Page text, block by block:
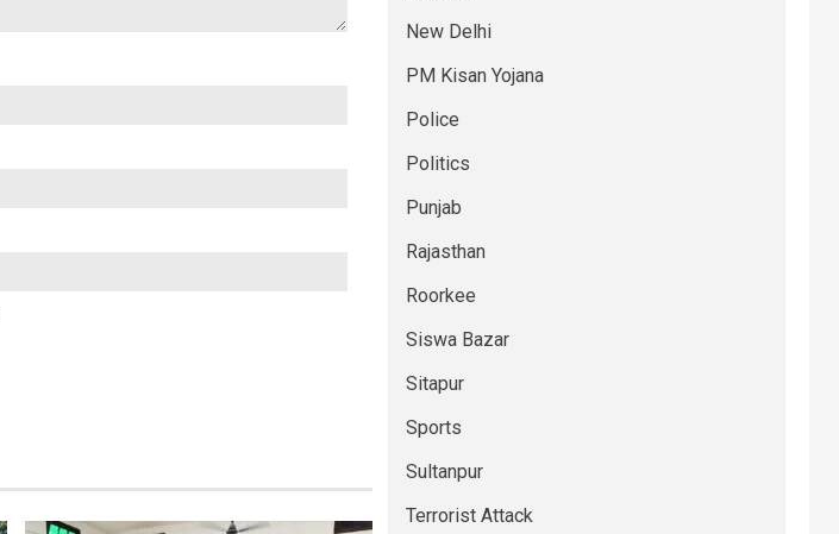
New Delhi
PM Kisan Yojana
Police
Politics
Punjab
Rajasthan
Roorkee
Siswa Bazar
Sitapur
Sports
Sultanpur
Terrorist Attack